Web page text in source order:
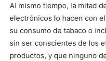
Al mismo tiempo, la mitad
electrónicos lo hacen con
su consumo de tabaco o
sin ser conscientes de los
productos, y que ninguno